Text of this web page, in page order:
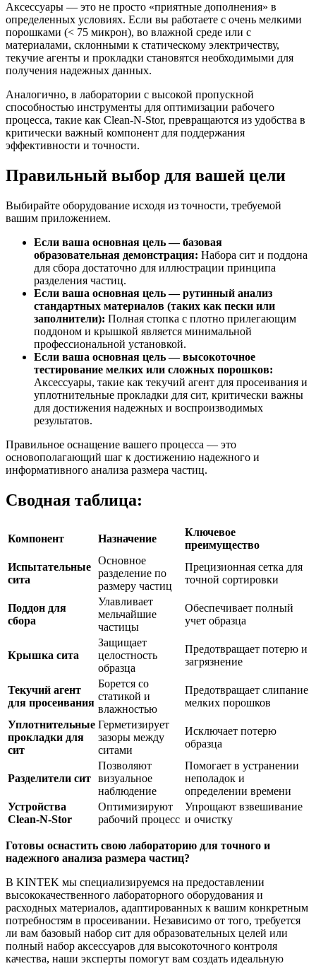
Аксессуары — это не просто «приятные дополнения» в
определенных условиях. Если вы работаете с очень мелкими
порошками (< 75 микрон), во влажной среде или с
материалами, склонными к статическому электричеству,
текучие агенты и прокладки становятся необходимыми для
получения надежных данных.
Аналогично, в лаборатории с высокой пропускной
способностью инструменты для оптимизации рабочего
процесса, такие как Clean-N-Stor, превращаются из удобства в
критически важный компонент для поддержания
эффективности и точности.
Правильный выбор для вашей цели
Выбирайте оборудование исходя из точности, требуемой
вашим приложением.
Если ваша основная цель — базовая
образовательная демонстрация: Набора сит и поддона
для сбора достаточно для иллюстрации принципа
разделения частиц.
Если ваша основная цель — рутинный анализ
стандартных материалов (таких как пески или
заполнители): Полная стопка с плотно прилегающим
поддоном и крышкой является минимальной
профессиональной установкой.
Если ваша основная цель — высокоточное
тестирование мелких или сложных порошков:
Аксессуары, такие как текучий агент для просеивания и
уплотнительные прокладки для сит, критически важны
для достижения надежных и воспроизводимых
результатов.
Правильное оснащение вашего процесса — это
основополагающий шаг к достижению надежного и
информативного анализа размера частиц.
Сводная таблица:
Компонент Назначение
Ключевое
преимущество
Испытательные
сита
Основное
разделение по
размеру частиц
Прецизионная сетка для
точной сортировки
Поддон для
сбора
Улавливает
мельчайшие
частицы
Обеспечивает полный
учет образца
Крышка сита
Защищает
целостность
образца
Предотвращает потерю и
загрязнение
Текучий агент
для просеивания
Борется со
статикой и
влажностью
Предотвращает слипание
мелких порошков
Уплотнительные
прокладки для
сит
Герметизирует
зазоры между
ситами
Исключает потерю
образца
Разделители сит
Позволяют
визуальное
наблюдение
Помогает в устранении
неполадок и
определении времени
Устройства
Clean-N-Stor
Оптимизируют
рабочий процесс
Упрощают взвешивание
и очистку
Готовы оснастить свою лабораторию для точного и
надежного анализа размера частиц?
В KINTEK мы специализируемся на предоставлении
высококачественного лабораторного оборудования и
расходных материалов, адаптированных к вашим конкретным
потребностям в просеивании. Независимо от того, требуется
ли вам базовый набор сит для образовательных целей или
полный набор аксессуаров для высокоточного контроля
качества, наши эксперты помогут вам создать идеальную